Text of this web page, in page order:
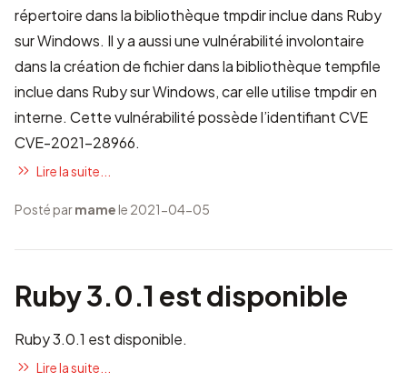
répertoire dans la bibliothèque tmpdir inclue dans Ruby
sur Windows. Il y a aussi une vulnérabilité involontaire
dans la création de fichier dans la bibliothèque tempfile
inclue dans Ruby sur Windows, car elle utilise tmpdir en
interne. Cette vulnérabilité possède l’identifiant CVE
CVE-2021-28966.
Lire la suite...
Posté parmame le 2021-04-05
Ruby 3.0.1 est disponible
Ruby 3.0.1 est disponible.
Lire la suite...